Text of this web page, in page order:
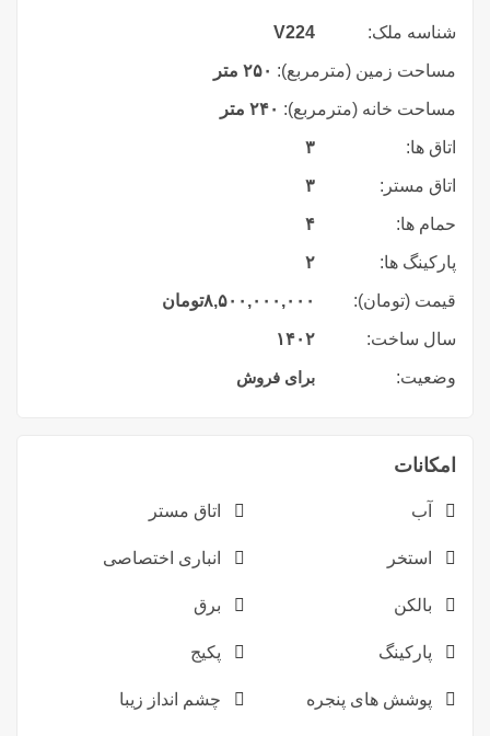
شناسه ملک: V224
مساحت زمین (مترمربع): ۲۵۰ متر
مساحت خانه (مترمربع): ۲۴۰ متر
اتاق ها: ۳
اتاق مستر: ۳
حمام ها: ۴
پارکینگ ها: ۲
قیمت (تومان): ۸,۵۰۰,۰۰۰,۰۰۰تومان
سال ساخت: ۱۴۰۲
وضعیت: برای فروش
امکانات
آب اتاق مستر
استخر انباری اختصاصی
بالکن برق
پارکینگ پکیج
پوشش های پنجره چشم انداز زیبا